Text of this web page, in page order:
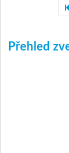
Přehled